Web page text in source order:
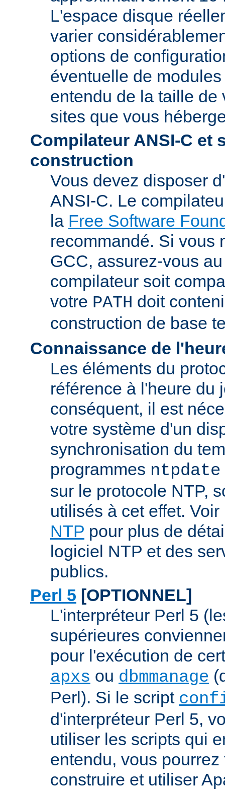
L'espace disque
varier
options de
éventuelle de
entendu de la taille de
sites que vous
Compilateur ANSI-C et
construction
Vous devez disposer
ANSI-C. Le
la Free Software
recommandé. Si vous
GCC, assurez-vous
compilateur soit
votre PATH doit
construction de base
Connaissance de
Les éléments du
référence à l'heure du
conséquent, il est
votre système d'un
synchronisation du
programmes ntpdate
sur le protocole NTP,
utilisés à cet effet.
NTP pour plus de
logiciel NTP et des
publics.
Perl 5 [OPTIONNEL]
L'interpréteur Perl 5
supérieures
pour l'exécution de
apxs ou dbmmanage
Perl). Si le script
d'interpréteur Perl 5,
utiliser les scripts qui
entendu, vous
construire et utiliser